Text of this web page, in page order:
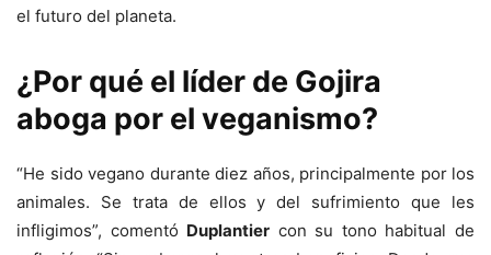
el futuro del planeta.
¿Por qué el líder de Gojira
aboga por el veganismo?
“He sido vegano durante diez años, principalmente por los
animales. Se trata de ellos y del sufrimiento que les
infligimos”, comentó Duplantier con su tono habitual de